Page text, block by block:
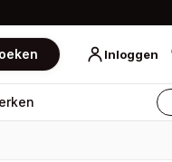
Inloggen